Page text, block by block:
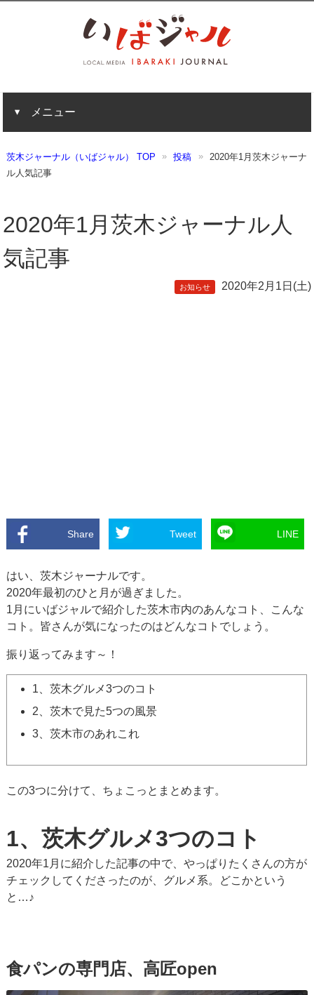
メニュー
茨木ジャーナル（いばジャル） TOP 投稿
2020年1月茨木ジャーナ
ル人気記事
2020年1月茨木ジャーナル人
気記事
お知らせ 2020年2月1日(土)
Share Tweet LINE
はい、茨木ジャーナルです。
2020年最初のひと月が過ぎました。
1月にいばジャルで紹介した茨木市内のあんなコト、こんな
コト。皆さんが気になったのはどんなコトでしょう。
振り返ってみます～！
1、茨木グルメ3つのコト
2、茨木で見た5つの風景
3、茨木市のあれこれ
この3つに分けて、ちょこっとまとめます。
1、茨木グルメ3つのコト
2020年1月に紹介した記事の中で、やっぱりたくさんの方が
チェックしてくださったのが、グルメ系。どこかという
と…♪
食パンの専門店、高匠open